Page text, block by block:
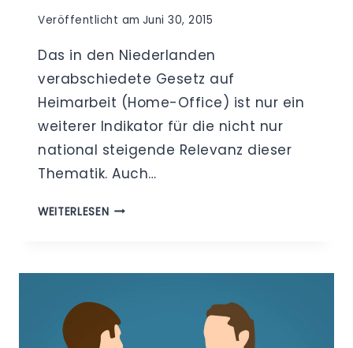
Veröffentlicht am Juni 30, 2015
Das in den Niederlanden
verabschiedete Gesetz auf
Heimarbeit (Home-Office) ist nur ein
weiterer Indikator für die nicht nur
national steigende Relevanz dieser
Thematik. Auch…
WEITERLESEN„DATENSCHUTZ
MIT
DER